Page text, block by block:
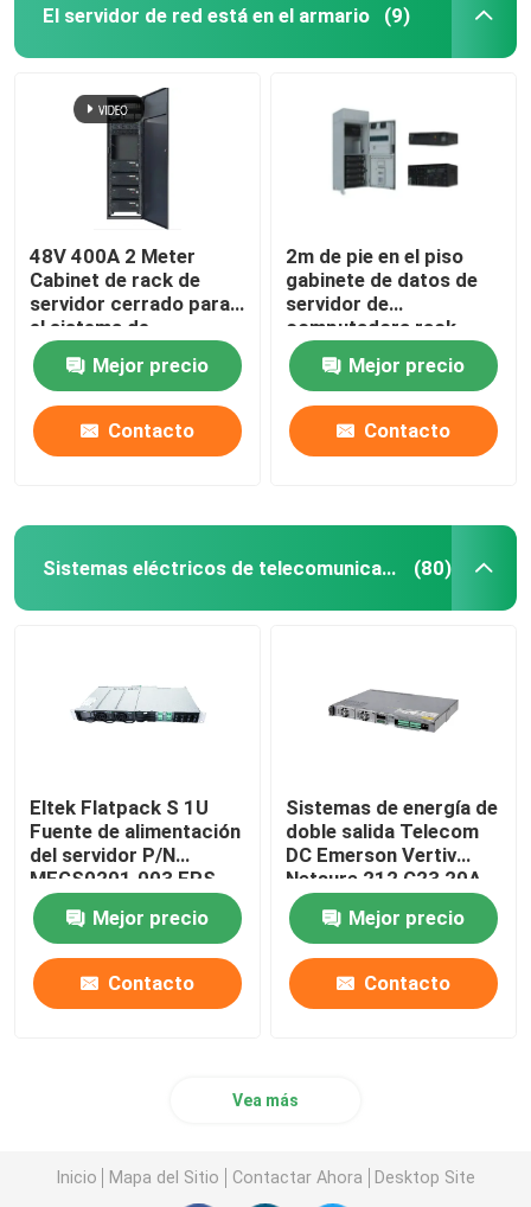
El servidor de red está en el armario (9)
48V 400A 2 Meter
Cabinet de rack de
servidor cerrado para
el sistema de
alimentación AC/DC
MTS9604B-N20B1
Mejor precio
Contacto
2m de pie en el piso
gabinete de datos de
servidor de
computadora rack
personalizable
MTS9604B-N20B1
Mejor precio
Contacto
Sistemas eléctricos de telecomunicaciones de corriente continua (80)
Eltek Flatpack S 1U
Fuente de alimentación
del servidor P/N
MFGS0201.003 FPS
48V 2KW 230VAC BD
Mejor precio
Contacto
Sistemas de energía de
doble salida Telecom
DC Emerson Vertiv
Netsure 212 C23 20A
48V
Mejor precio
Contacto
Vea más
Inicio Mapa del Sitio Contactar Ahora Desktop Site